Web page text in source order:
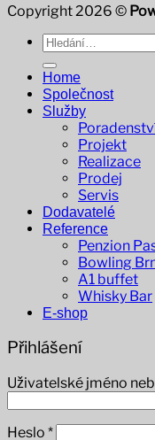
Copyright 2026 ©
Hledat:
Home
Společnost
Služby
Projekt
Realizace
Prodej
Servis
Dodavatelé
Reference
Penzion
Bowling
A1 buffet
Whisky Bar
E-shop
Přihlášení
Uživatelské jméno
Heslo *Povinné